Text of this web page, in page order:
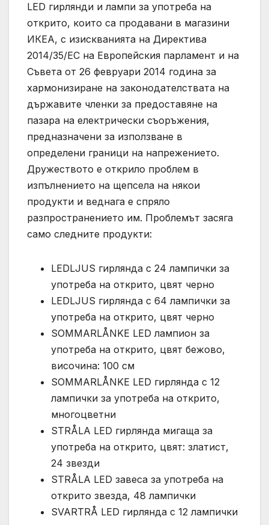
LED гирлянди и лампи за употреба на
открито, които са продавани в магазини
ИКЕА, с изискванията на Директива
2014/35/EC на Европейския парламент и на
Съвета от 26 февруари 2014 година за
хармонизиране на законодателствата на
държавите членки за предоставяне на
пазара на електрически съоръжения,
предназначени за използване в
определени граници на напрежението.
Дружеството е открило проблем в
изпълнението на щепсела на някои
продукти и веднага е спряло
разпространението им. Проблемът засяга
само следните продукти:
LEDLJUS гирлянда с 24 лампички за
употреба на открито, цвят черно
LEDLJUS гирлянда с 64 лампички за
употреба на открито, цвят черно
SOMMARLÅNKE LED лампион за
употреба на открито, цвят бежово,
височина: 100 см
SOMMARLÅNKE LED гирлянда с 12
лампички за употреба на открито,
многоцветни
STRÅLA LED гирлянда мигаща за
употреба на открито, цвят: златист,
24 звезди
STRÅLA LED завеса за употреба на
открито звезда, 48 лампички
SVARTRÅ LED гирлянда с 12 лампички